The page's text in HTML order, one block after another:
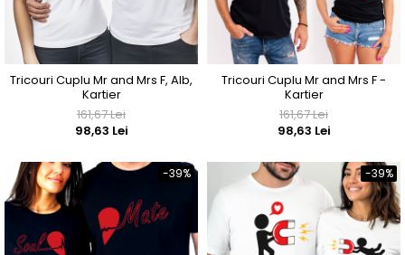
Tricouri Cuplu Mr and Mrs F, Alb,
Kartier
161,67 Lei
98,63 Lei
Tricouri Cuplu Mr and Mrs F -
Kartier
161,67 Lei
98,63 Lei
-39% -39%